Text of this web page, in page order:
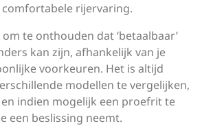
comfortabele rijervaring.
te onthouden dat ‘betaalbaar’
kan zijn, afhankelijk van je
voorkeuren. Het is altijd
modellen te vergelijken,
indien mogelijk een proefrit te
een beslissing neemt.